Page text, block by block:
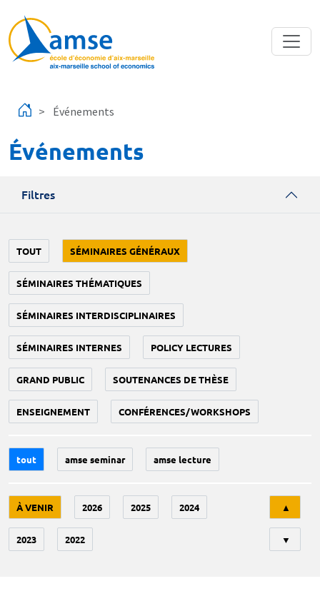
Événements
Événements
Filtres
TOUT SÉMINAIRES GÉNÉRAUX
SÉMINAIRES THÉMATIQUES
SÉMINAIRES INTERDISCIPLINAIRES
SÉMINAIRES INTERNES POLICY LECTURES
GRAND PUBLIC SOUTENANCES DE THÈSE
ENSEIGNEMENT CONFÉRENCES/WORKSHOPS
tout amse seminar amse lecture
À VENIR 2026 2025 2024
2023 2022
▲
▼